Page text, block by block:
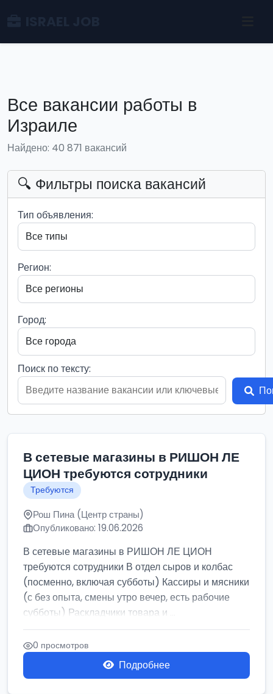
Все вакансии работы в
Израиле
Найдено: 40 871 вакансий
🔍 Фильтры поиска вакансий
Тип объявления:
Регион:
Город:
Поиск по тексту:
В сетевые магазины в РИШОН ЛЕ
ЦИОН требуются сотрудники
Требуются
Рош Пина (Центр страны)
Опубликовано: 19.06.2026
В сетевые магазины в РИШОН ЛЕ ЦИОН
требуются сотрудники В отдел сыров и колбас
(посменно, включая субботы) Кассиры и мясники
(с без опыта, смены утро вечер, есть рабочие
субботы) Раскладчики товара и ...
0 просмотров
Подробнее